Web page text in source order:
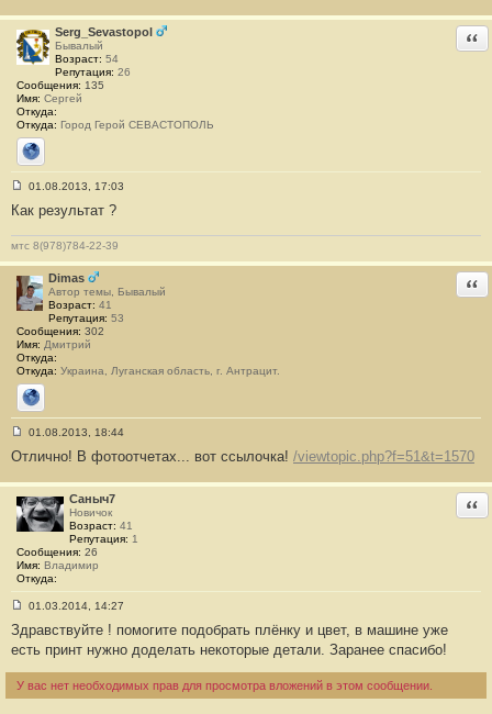
б
щ
е
н
и
е
#
2
3
Serg_Sevastopol
Бывалый
Возраст: 54
Репутация: 26
Сообщения: 135
Имя: Сергей
Откуда:
Откуда: Город Герой СЕВАСТОПОЛЬ
Сайт
о
б
щ
е
н
и
е
2
4
01.08.2013, 17:03
Как результат ?
мтс 8(978)784-22-39
Dimas
Автор темы, Бывалый
Возраст: 41
Репутация: 53
Сообщения: 302
Имя: Дмитрий
Откуда:
Откуда: Украина, Луганская область, г. Антрацит.
Сайт
о
б
щ
е
н
и
е
#
2
01.08.2013, 18:44
Отлично! В фотоотчетах... вот ссылочка! /viewtopic.php?f=51&t=1570
Сaныч7
Новичок
Возраст: 41
Репутация: 1
Сообщения: 26
Имя: Владимир
Откуда:
о
б
е
01.03.2014, 14:27
Здравствуйте ! помогите подобрать плёнку и цвет, в машине уже
есть принт нужно доделать некоторые детали. Заранее спасибо!
У вас нет необходимых прав для просмотра вложений в этом сообщении.